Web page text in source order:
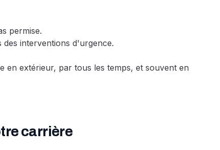
permise.
des interventions d'urgence.
en extérieur, par tous les temps, et souvent en
carrière